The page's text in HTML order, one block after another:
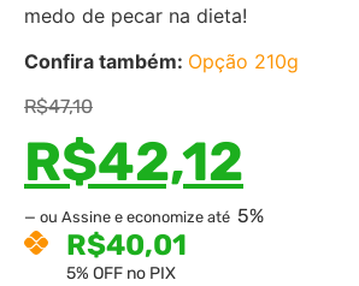
medo de pecar na dieta!
Confira também: Opção 210g
R$47,10
R$42,12
— ou Assine e economize até 5%
R$40,01
5% OFF no PIX